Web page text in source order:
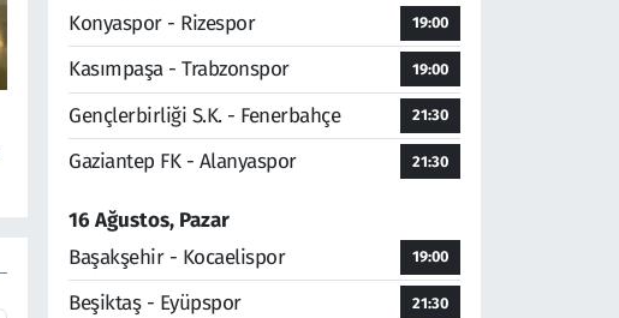
Konyaspor - Rizespor
19:00
Kasımpaşa - Trabzonspor 19:00
Gençlerbirliği S.K. - Fenerbahçe 21:30
Gaziantep FK - Alanyaspor 21:30
16 Ağustos, Pazar
Başakşehir - Kocaelispor
19:00
Beşiktaş - Eyüpspor 21:30